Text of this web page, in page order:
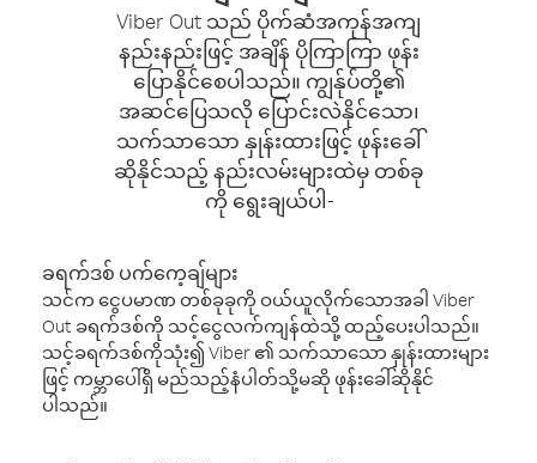
Viber Out သည် ပိုက်ဆံအကုန်အကျ
နည်းနည်းဖြင့် အချိန် ပိုကြာကြာ ဖုန်း
ပြောနိုင်စေပါသည်။ ကျွန်ုပ်တို့၏
အဆင်ပြေသလို ပြောင်းလဲနိုင်သော၊
သက်သာသော နှုန်းထားဖြင့် ဖုန်းခေါ်
ဆိုနိုင်သည့် နည်းလမ်းများထဲမှ တစ်ခု
ကို ရွေးချယ်ပါ-
ခရက်ဒစ် ပက်ကေ့ချ်များ
သင်က ငွေပမာဏ တစ်ခုခုကို ဝယ်ယူလိုက်သောအခါ Viber
Out ခရက်ဒစ်ကို သင့်ငွေလက်ကျန်ထဲသို့ ထည့်ပေးပါသည်။
သင့်ခရက်ဒစ်ကိုသုံး၍ Viber ၏ သက်သာသော နှုန်းထားများ
ဖြင့် ကမ္ဘာပေါ်ရှိ မည်သည့်နံပါတ်သို့မဆို ဖုန်းခေါ်ဆိုနိုင်
ပါသည်။